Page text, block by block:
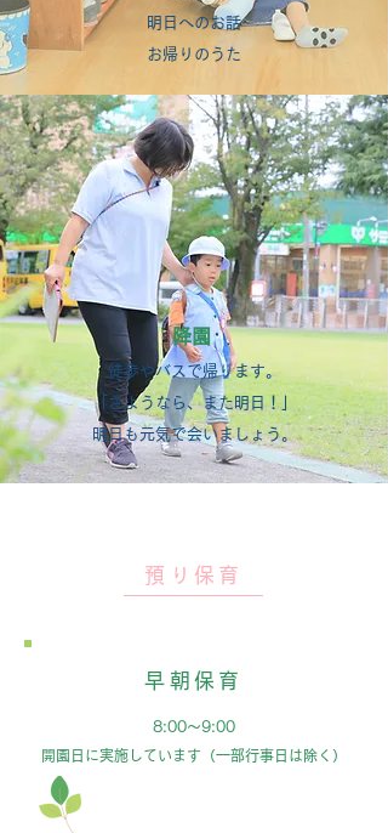
明日へのお話
​お帰りのうた
​降園
徒歩やバスで帰ります。
「さようなら、また明日！」
​明日も元気で会いましょう。
預り保育
早朝保育
8:00～9:00
開園日に実施しています（一部行事日は除く）